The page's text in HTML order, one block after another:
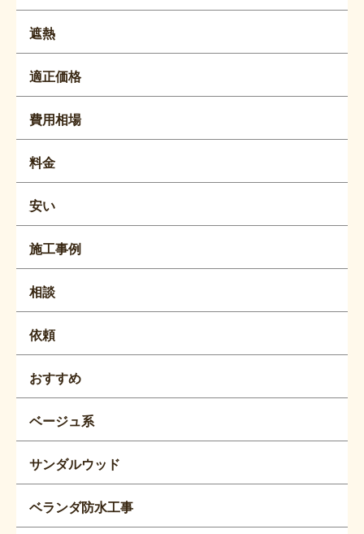
遮熱
適正価格
費用相場
料金
安い
施工事例
相談
依頼
おすすめ
ベージュ系
サンダルウッド
ベランダ防水工事